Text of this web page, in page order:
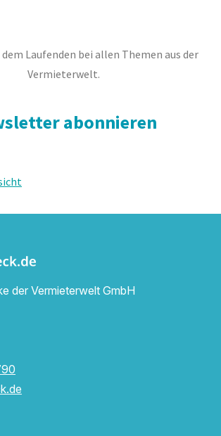
Laufenden bei allen Themen aus der
Vermieterwelt.
abonnieren
der Vermieterwelt GmbH